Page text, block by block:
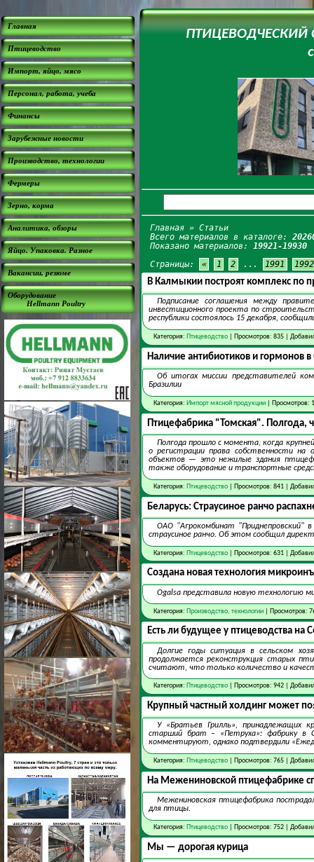
Главная
Птицеводство
Импорт, яйцо, мясо
Персонал, работа, учеба
Финансы
Зарубежные новости
Производство, технологии
Фермеры
Зерно, корма
Аналитика, обзоры
Яйцо. Упаковка. Разное
Вакансии, резюме
Оборудование
Hellmann Poultry
ПТИЦЕВОДЧЕСКИЙ
Главная » Статьи
Всего материалов в каталоге:
Показано материалов:19921-19930
Страницы:
« 1 2 ... 1991 1992
В Калмыкии построят комплекс по
Подписание соглашения между
инвестиционного проекта по
республики состоялось 15 декабря,
Категория: Птицеводство| Просмотров: 835 |
Наличие антибиотиков и гормонов
Об итогах миссии представителей
Бразилии
Категория: Импорт мясной продукции| Просмотров:
Птицефабрика "Томская". Полгода,
Полгода прошло с момента, когда
о регистрации права собственности
объектов — это нежилые здания
также оборудование и транспортные
Категория: Птицеводство| Просмотров: 841 |
Беларусь: Страусиное ранчо
ОАО "Агрокомбинат "Приднепровский"
страусиное ранчо. Об этом сообщил
Категория: Птицеводство| Просмотров: 631 |
Создана новая технология
Ogalsa представила новую технологию
Категория: Производство, технологии| Просмотров:
Есть ли будущее у птицеводства на
Долгие годы ситуация в сельском
продолжается реконструкция старых
считают, что только количество и
Категория: Птицеводство| Просмотров: 942 |
Крупный частный холдинг может
У «Братьев Грилль», принадлежащих
старший брат – «Петруха»: фабрику в
комментируют, однако подтвердили
Категория: Птицеводство| Просмотров: 765 |
На Межениновской птицефабрике
Межениновская птицефабрика
для птицы.
Категория: Птицеводство| Просмотров: 752 |
Мы — дорогая курица